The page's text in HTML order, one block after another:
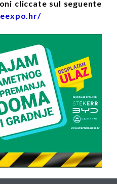
cliccate sul seguente